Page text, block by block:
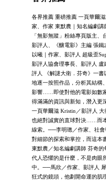
各界推薦 重磅推薦 一頁華爾
家、作家 東默農｜知名編劇講
「無影無蹤」粉絲專頁版主、
影評人、《釀電影》主編 張鐵
以曦｜作家、影評人 超級歪
影評人協會理事長、影評人
評人 《解謎大衛．芬奇》一
地逐一按照作品，分析其結構
影響……即使對他的電影如數
得滿滿的資訊與新知，潛入
一頁華爾滋 Kristin／影評人
也絕對誠實的直球對決……而
線索。──李明璁／作家、社
對細節的探索和掌控，而這本
東默農／知名編劇講師 芬奇
代人恐懼的是什麼，不是肉眼
中。──馬欣／作家、影評人
狂式的鏡頭，他劃開命運的肌